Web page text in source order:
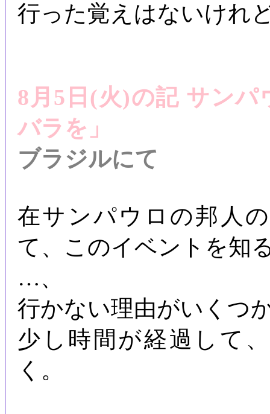
行った覚えはないけれ
8月5日(火)の記 サン
バラを」
ブラジルにて
在サンパウロの邦人
て、このイベントを知
…、
行かない理由がいくつ
少し時間が経過して
く。